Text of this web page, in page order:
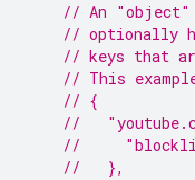
// An "object"
// optionally
// keys that
// This
// {
//
//
//   },